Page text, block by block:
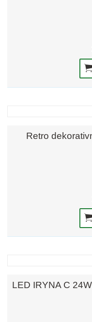
Retro
LED IRYNA C